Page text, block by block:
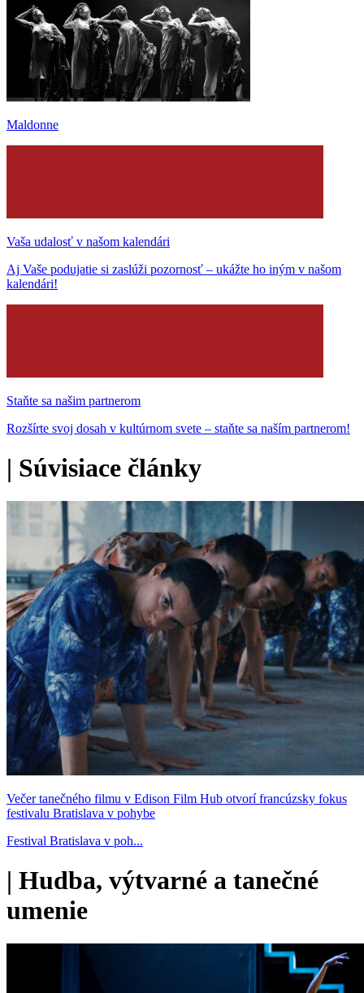
Maldonne
Vaša udalosť v našom kalendári
Aj Vaše podujatie si zaslúži pozornosť – ukážte ho iným v našom
kalendári!
Staňte sa našim partnerom
Rozšírte svoj dosah v kultúrnom svete – staňte sa naším partnerom!
| Súvisiace články
Večer tanečného filmu v Edison Film Hub otvorí francúzsky fokus
festivalu Bratislava v pohybe
Festival Bratislava v poh...
| Hudba, výtvarné a tanečné
umenie